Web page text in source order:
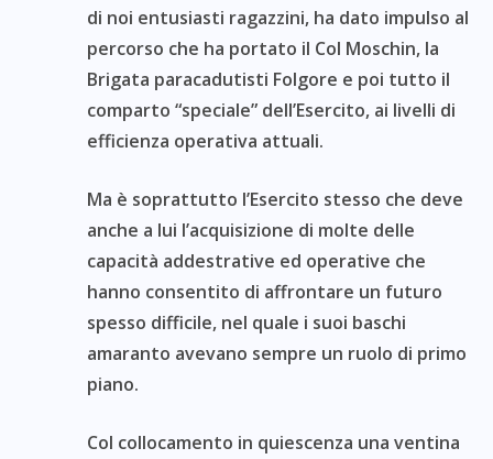
di noi entusiasti ragazzini, ha dato impulso al
percorso che ha portato il Col Moschin, la
Brigata paracadutisti Folgore e poi tutto il
comparto “speciale” dell’Esercito, ai livelli di
efficienza operativa attuali.
Ma è soprattutto l’Esercito stesso che deve
anche a lui l’acquisizione di molte delle
capacità addestrative ed operative che
hanno consentito di affrontare un futuro
spesso difficile, nel quale i suoi baschi
amaranto avevano sempre un ruolo di primo
piano.
Col collocamento in quiescenza una ventina